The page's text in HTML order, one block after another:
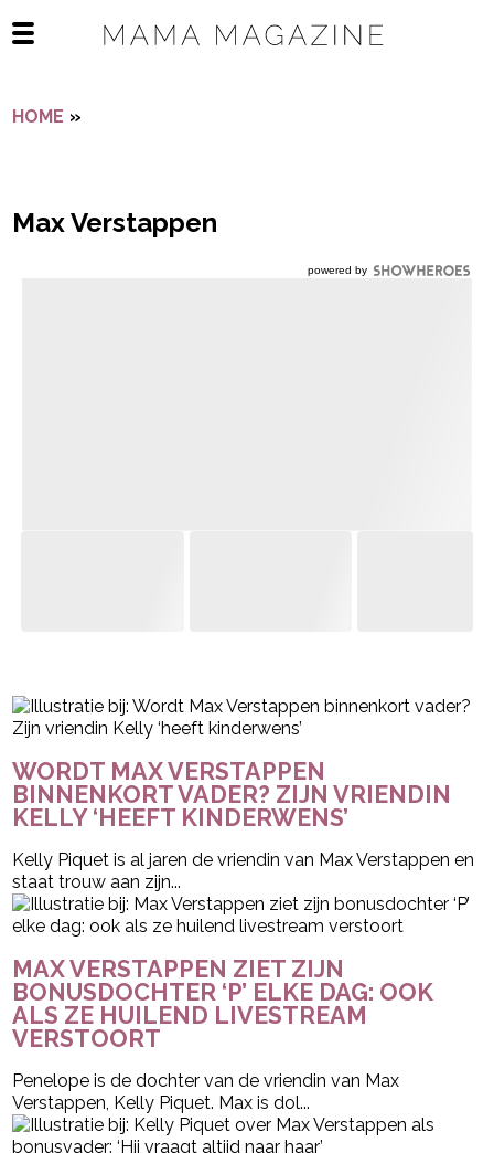
Open het mobiele menu
HOME »
Max Verstappen
powered by
WORDT MAX VERSTAPPEN
BINNENKORT VADER? ZIJN VRIENDIN
KELLY ‘HEEFT KINDERWENS’
Kelly Piquet is al jaren de vriendin van Max Verstappen en
staat trouw aan zijn...
MAX VERSTAPPEN ZIET ZIJN
BONUSDOCHTER ‘P’ ELKE DAG: OOK
ALS ZE HUILEND LIVESTREAM
VERSTOORT
Penelope is de dochter van de vriendin van Max
Verstappen, Kelly Piquet. Max is dol...